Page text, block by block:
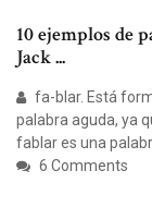
10 ejemplos de
Jack ...
fa-blar. Está
palabra aguda, ya
fablar es una
6 Comments